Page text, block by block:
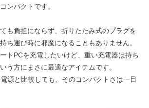
ンパクトです。
も負担にならず、折りたたみ式のプラグを
ち運び時に邪魔になることもありません。
トPCを充電したいけど、重い充電器は持ち
う方にまさに最適なアイテムです。
源と比較しても、そのコンパクトさは一目